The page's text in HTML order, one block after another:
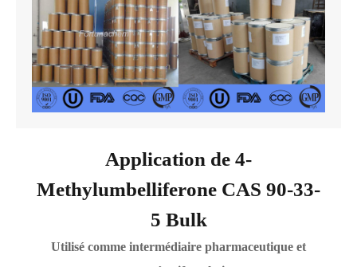
Application de 4-
Methylumbelliferone CAS 90-33-
5 Bulk
Utilisé comme intermédiaire pharmaceutique et